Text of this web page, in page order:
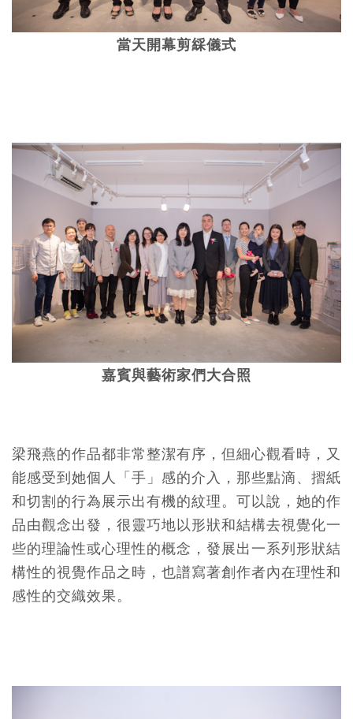
當天開幕剪綵儀式
嘉賓與藝術家們大合照
梁飛燕的作品都非常整潔有序，但細心觀看時，又
能感受到她個人「手」感的介入，那些點滴、摺紙
和切割的行為展示出有機的紋理。可以說，她的作
品由觀念出發，很靈巧地以形狀和結構去視覺化一
些的理論性或心理性的概念，發展出一系列形狀結
構性的視覺作品之時，也譜寫著創作者內在理性和
感性的交織效果。